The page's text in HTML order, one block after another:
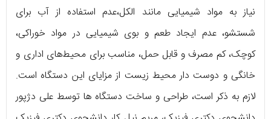
نیاز به مواد شیمیایی مانند الکل،عدم استفاده از آب برای
شستشو، عدم ایجاد طعم و بوی شیمیایی در مواد خوراکی،
کوچک، کم مصرف و قابل حمل، مناسب برای محیط‌های اداری و
خانگی و دوست دار محیط زیست از مزایای این دستگاه است.
لازم به ذکر است، طراحی و ساخت دستگاه ها توسط علی دژپور